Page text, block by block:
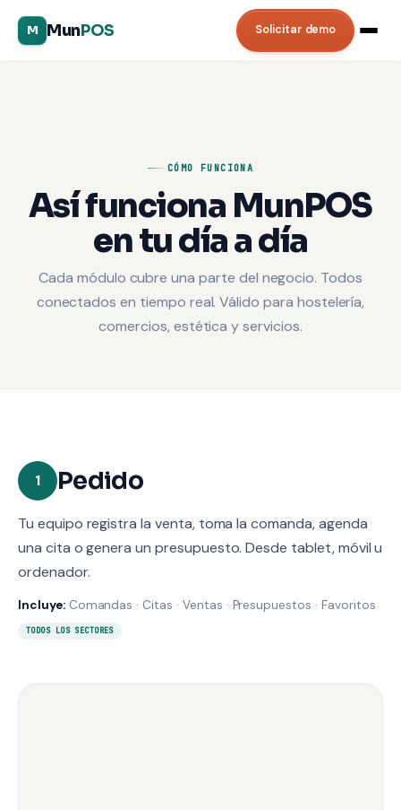
M MunPOS Solicitar demo
Inicio / Cómo funciona
CÓMO FUNCIONA
Así funciona MunPOS
en tu día a día
Cada módulo cubre una parte del negocio. Todos
conectados en tiempo real. Válido para hostelería,
comercios, estética y servicios.
1 Pedido
Tu equipo registra la venta, toma la comanda, agenda
una cita o genera un presupuesto. Desde tablet, móvil u
ordenador.
Incluye:Comandas · Citas · Ventas · Presupuestos · Favoritos
TODOS LOS SECTORES